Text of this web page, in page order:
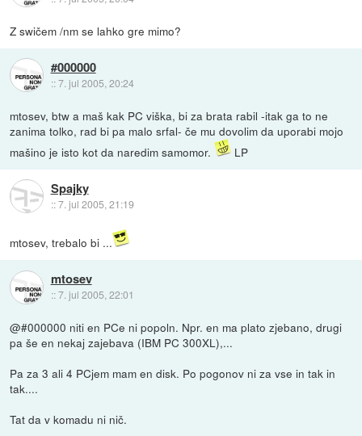
Z swičem /nm se lahko gre mimo?
#000000
::7. jul 2005, 20:24
mtosev, btw a maš kak PC viška, bi za brata rabil -itak ga to ne
zanima tolko, rad bi pa malo srfal- če mu dovolim da uporabi mojo
mašino je isto kot da naredim samomor.
LP
Spajky
::7. jul 2005, 21:19
mtosev, trebalo bi ...
mtosev
::7. jul 2005, 22:01
@#000000 niti en PCe ni popoln. Npr. en ma plato zjebano, drugi
pa še en nekaj zajebava (IBM PC 300XL),...
Pa za 3 ali 4 PCjem mam en disk. Po pogonov ni za vse in tak in
tak....
Tat da v komadu ni nič.